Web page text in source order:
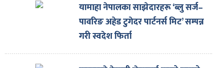
यामाहा नेपालका साझेदारहरू ‘ब्लु सर्ज–
पावरिङ अहेड टुगेदर पार्टनर्स मिट’ सम्पन्न
गरी स्वदेश फिर्ता